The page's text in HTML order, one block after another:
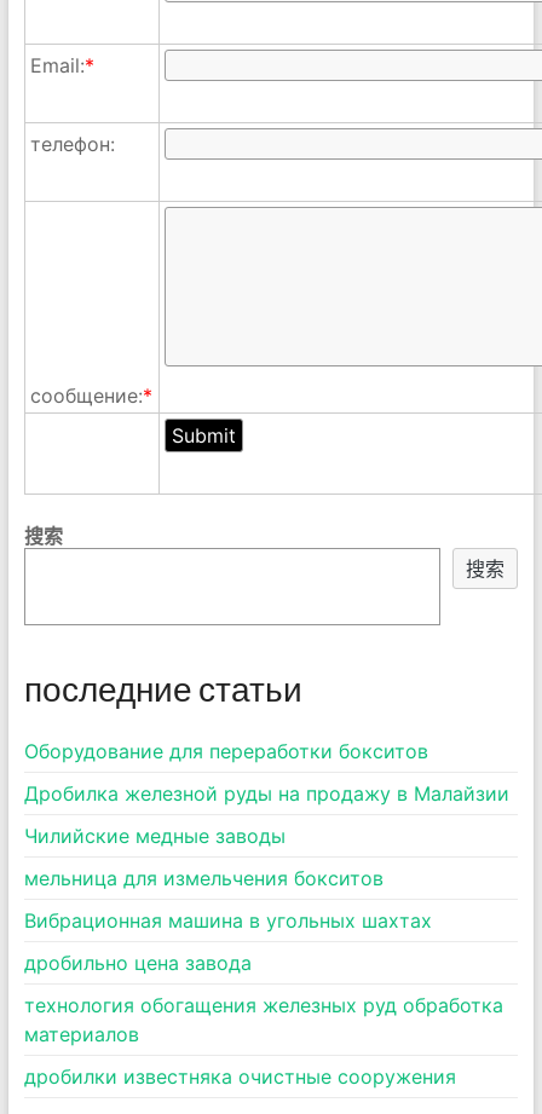
Email:*
телефон:
сообщение:*
搜索
搜索
последние статьи
Оборудование для переработки бокситов
Дробилка железной руды на продажу в Малайзии
Чилийские медные заводы
мельница для измельчения бокситов
Вибрационная машина в угольных шахтах
дробильно цена завода
технология обогащения железных руд обработка
материалов
дробилки известняка очистные сооружения